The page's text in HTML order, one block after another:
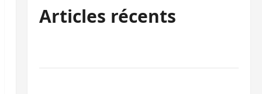
Articles récents